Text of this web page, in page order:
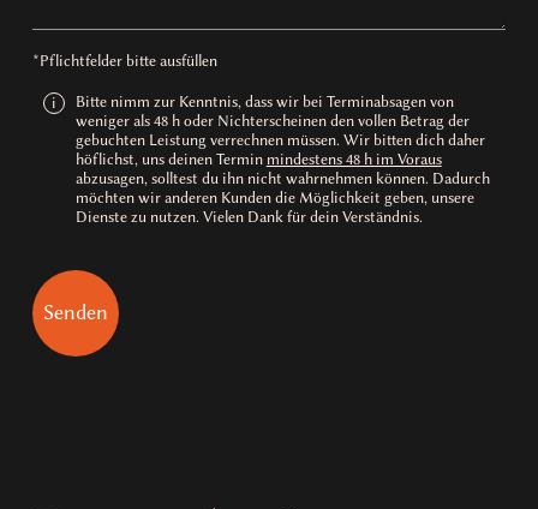
*Pflichtfelder bitte ausfüllen
i
Bitte nimm zur Kenntnis, dass wir bei Terminabsagen von
weniger als 48 h oder Nichterscheinen den vollen Betrag der
gebuchten Leistung verrechnen müssen. Wir bitten dich daher
höflichst, uns deinen Termin mindestens 48 h im Voraus
abzusagen, solltest du ihn nicht wahrnehmen können. Dadurch
möchten wir anderen Kunden die Möglichkeit geben, unsere
Dienste zu nutzen. Vielen Dank für dein Verständnis.